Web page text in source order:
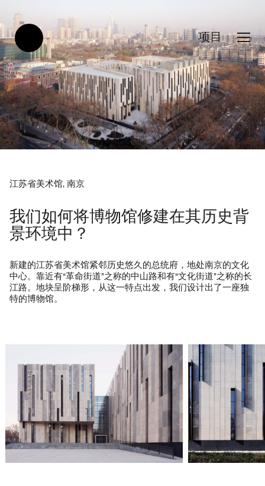
项目
江苏省美术馆, 南京
我们如何将博物馆修建在其历史背
景环境中？
新建的江苏省美术馆紧邻历史悠久的总统府，地处南京的文化
中心。靠近有“革命街道”之称的中山路和有“文化街道”之称的长
江路。地块呈阶梯形，从这一特点出发，我们设计出了一座独
特的博物馆。